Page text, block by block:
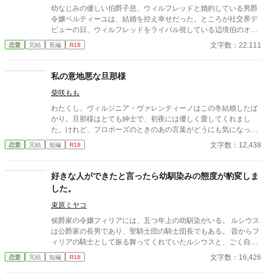
幼なじみの優しい伯爵子息、ウィルフレッドと婚約している男爵
令嬢ベルティーユは、結婚を控え幸せだった。ところが社交界デ
ビューの日、ウィルフレッドをライバル視している辺境伯のオー
スティンに出会う。翌日ベルティーユの屋敷を訪れたオースティ
ンは、彼女を手に入れようと画策し……。 清白妙様、砂月美乃様
恋愛 完結 長編 R18 文字数：22,111
私の意地悪な旦那様
柴咲もも
わたくし、ヴィルジニア・ヴァレンティーノはこの冬結婚したば
かり。旦那様はとても紳士で、初夜には優しく愛してくれまし
た。けれど、プロポーズのときのあの言葉がどうにも気になって
仕方がないのです。 ――《嗜虐趣味》って、なんですの？ ※お嬢
様な新妻が性的嗜好に問題ありのイケメン夫に新年早々色々され
恋愛 完結 短編 R18 文字数：12,438
好きな人ができたと言ったら幼馴染みの態度が豹変しま
した。
束原ミヤコ
侯爵家の令嬢フィリアには、五つ年上の幼馴染がいる。 ルシウス
は公爵家の長男であり、聖騎士団の騎士団長でもある。 昔からフ
ィリアの騎士として振る舞ってくれていたルシウスと、ごく自然
に婚約者になっていた。 しかし、ある日の夜会で、「ルシウス様
はわがままな妹と結婚をしなければならず、可哀想」という噂話
恋愛 完結 短編 R18 文字数：16,426